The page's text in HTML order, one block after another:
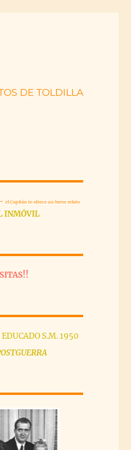
DE TOLDILLA
el Capitán te ofrece un breve relato
INMÓVIL